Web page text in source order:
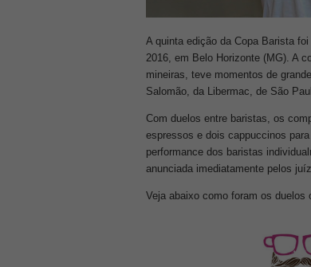
A quinta edição da Copa Barista
2016, em Belo Horizonte (MG). A
mineiras, teve momentos de
Salomão, da Libermac, de São
Com duelos entre baristas, os
espressos e dois cappuccinos
performance dos baristas
anunciada imediatamente pelos
Veja abaixo como foram os duelos